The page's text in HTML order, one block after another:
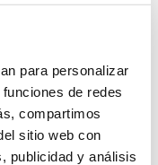
para personalizar
de redes
compartimos
sitio web con
publicidad y análisis